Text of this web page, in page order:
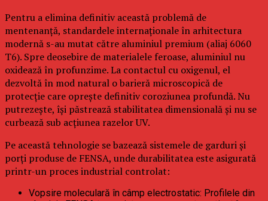
Pentru a elimina definitiv această problemă de
mentenanță, standardele internaționale în arhitectura
modernă s-au mutat către aluminiul premium (aliaj 6060
T6). Spre deosebire de materialele feroase, aluminiul nu
oxidează în profunzime. La contactul cu oxigenul, el
dezvoltă în mod natural o barieră microscopică de
protecție care oprește definitiv coroziunea profundă. Nu
putrezește, își păstrează stabilitatea dimensională și nu se
curbează sub acțiunea razelor UV.
Pe această tehnologie se bazează sistemele de garduri și
porți produse de FENSA, unde durabilitatea este asigurată
printr-un proces industrial controlat:
Vopsire moleculară în câmp electrostatic: Profilele din